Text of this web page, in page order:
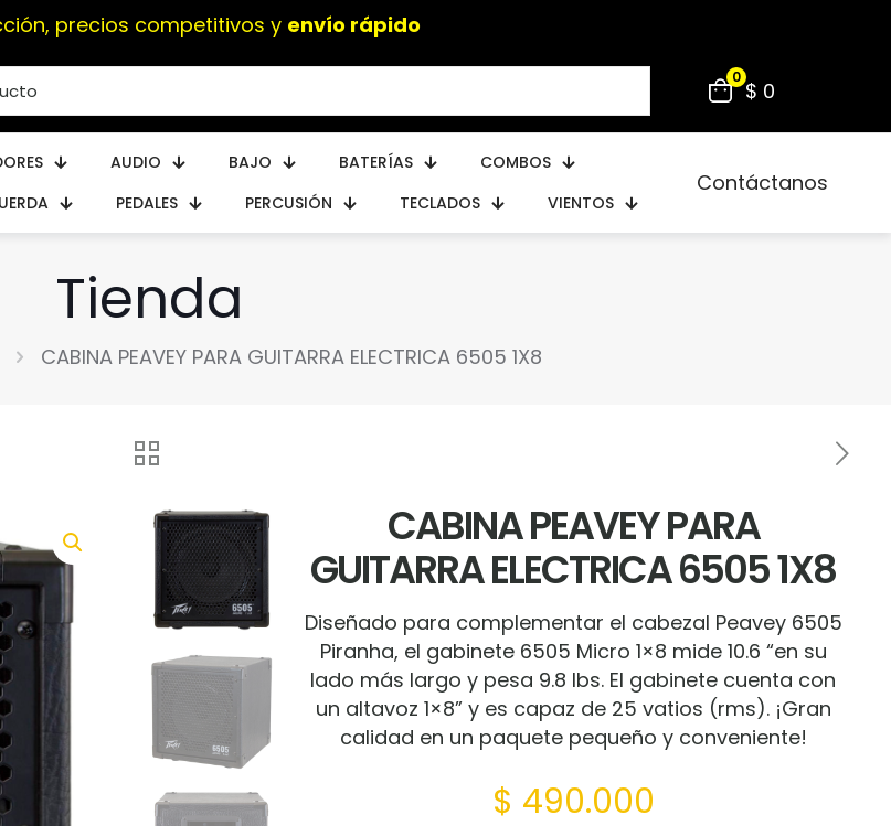
precios competitivos y envío rápido
0 $ 0
AUDIO BAJO BATERÍAS
COMBOS
PEDALES PERCUSIÓN TECLADOS VIENTOS
Contáctanos
Tienda
CABINA PEAVEY PARA GUITARRA ELECTRICA 6505 1X8
CABINA PEAVEY PARA
GUITARRA ELECTRICA 6505 1X8
Diseñado para complementar el cabezal Peavey 6505
Piranha, el gabinete 6505 Micro 1×8 mide 10.6 “en su
lado más largo y pesa 9.8 lbs. El gabinete cuenta con
un altavoz 1×8” y es capaz de 25 vatios (rms). ¡Gran
calidad en un paquete pequeño y conveniente!
$ 490.000